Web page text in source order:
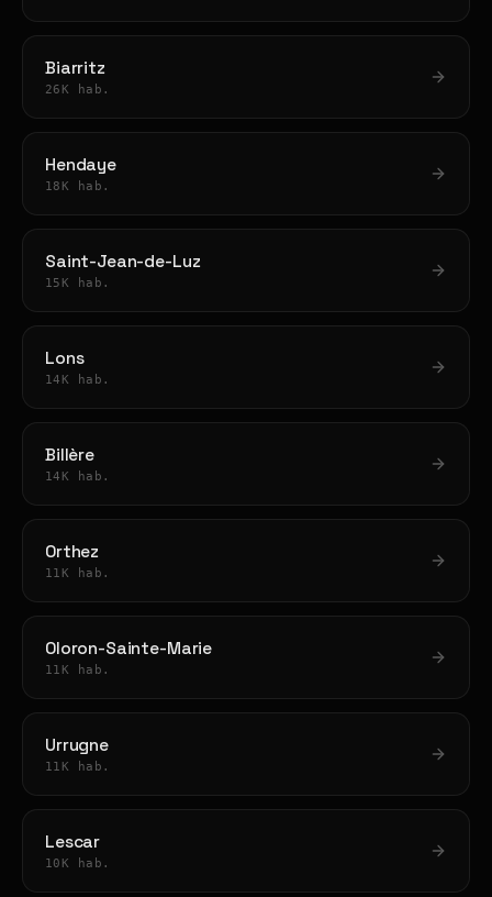
Biarritz
26K hab.
Hendaye
18K hab.
Saint-Jean-de-Luz
15K hab.
Lons
14K hab.
Billère
14K hab.
Orthez
11K hab.
Oloron-Sainte-Marie
11K hab.
Urrugne
11K hab.
Lescar
10K hab.